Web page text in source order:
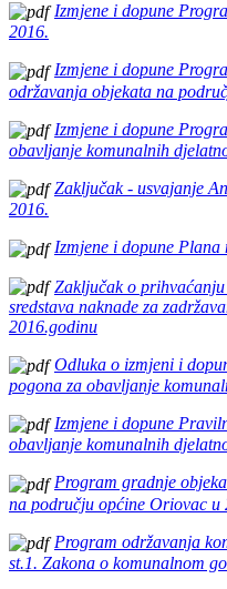
Izmjene i dopune
2016.
Izmjene i dopune
održavanja objekata na
Izmjene i dopune
obavljanje komunalnih
Zaključak - usvajanje
2016.
Izmjene i dopune Plana
Zaključak o
sredstava naknade za
2016.godinu
Odluka o izmjeni i
pogona za obavljanje
Izmjene i dopune
obavljanje komunalnih
Program gradnje
na području općine Oriovac u
Program održavanja
st.1. Zakona o komunalnom